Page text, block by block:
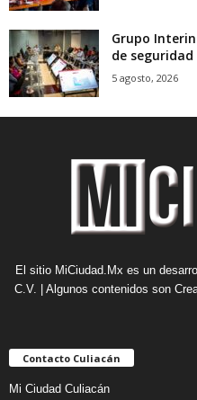
Grupo
de
5 agosto, 2026
El sitio MiCiudad.Mx es un
C.V. | Algunos contenidos son
Contacto Culiacán
Mi Ciudad Culiacán